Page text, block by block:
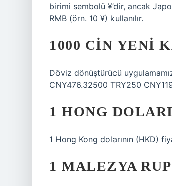
birimi sembolü ¥’dir, ancak
RMB (örn. 10 ¥) kullanılır.
1000 CIN YENI
Döviz dönüştürücü
CNY476.32500 TRY250
1 HONG
1 Hong Kong dolarının (HKD)
1 MALEZYA